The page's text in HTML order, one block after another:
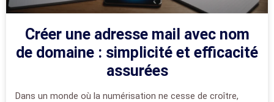
Créer une adresse mail avec nom
de domaine : simplicité et efficacité
assurées
Dans un monde où la numérisation ne cesse de croître,